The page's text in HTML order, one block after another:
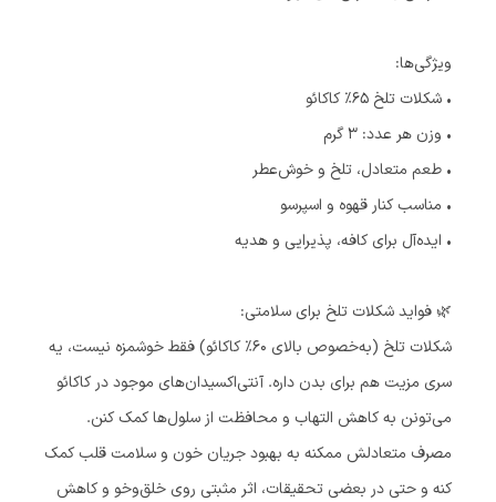
ویژگی‌ها:
• شکلات تلخ ۶۵٪ کاکائو
• وزن هر عدد: ۳ گرم
• طعم متعادل، تلخ و خوش‌عطر
• مناسب کنار قهوه و اسپرسو
• ایده‌آل برای کافه، پذیرایی و هدیه
🌿 فواید شکلات تلخ برای سلامتی:
شکلات تلخ (به‌خصوص بالای ۶۰٪ کاکائو) فقط خوشمزه نیست، یه
سری مزیت هم برای بدن داره. آنتی‌اکسیدان‌های موجود در کاکائو
می‌تونن به کاهش التهاب و محافظت از سلول‌ها کمک کنن.
مصرف متعادلش ممکنه به بهبود جریان خون و سلامت قلب کمک
کنه و حتی در بعضی تحقیقات، اثر مثبتی روی خلق‌وخو و کاهش